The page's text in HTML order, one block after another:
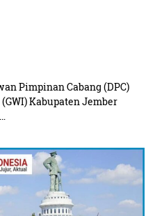
Pimpinan Cabang (DPC)
Kabupaten Jember